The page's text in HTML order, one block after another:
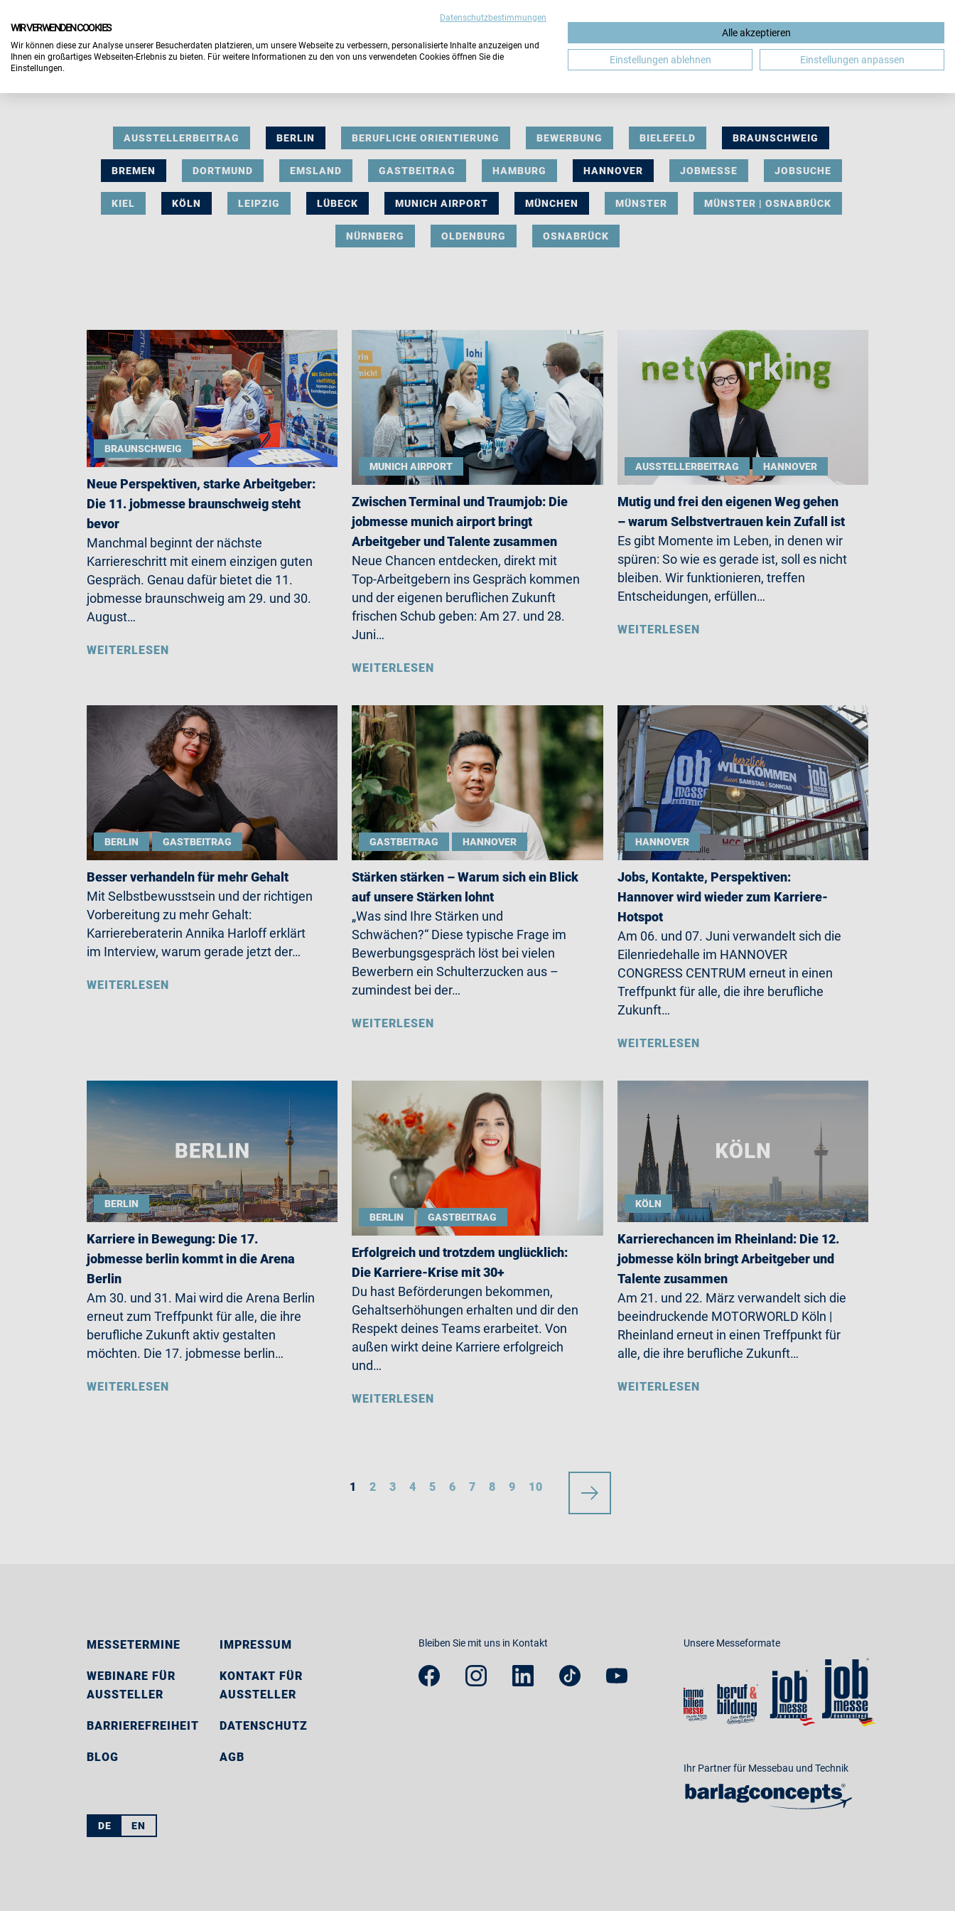
DE
AUSSTELLERBEITRAG BERLIN BERUFLICHE ORIENTIERUNG BEWERBUNG BIELEFELD BRAUNSCHWEIG
BREMEN DORTMUND EMSLAND GASTBEITRAG HAMBURG HANNOVER JOBMESSE JOBSUCHE
KIEL KÖLN LEIPZIG LÜBECK MUNICH AIRPORT MÜNCHEN MÜNSTER MÜNSTER | OSNABRÜCK
NÜRNBERG OLDENBURG OSNABRÜCK
BRAUNSCHWEIG
Neue Perspektiven, starke Arbeitgeber:
Die 11. jobmesse braunschweig steht
bevor
Manchmal beginnt der nächste
Karriereschritt mit einem einzigen guten
Gespräch. Genau dafür bietet die 11.
jobmesse braunschweig am 29. und 30.
August…
WEITERLESEN
MUNICH AIRPORT
Zwischen Terminal und Traumjob: Die
jobmesse munich airport bringt
Arbeitgeber und Talente zusammen
Neue Chancen entdecken, direkt mit
Top-Arbeitgebern ins Gespräch kommen
und der eigenen beruflichen Zukunft
frischen Schub geben: Am 27. und 28.
Juni…
WEITERLESEN
AUSSTELLERBEITRAG HANNOVER
Mutig und frei den eigenen Weg gehen
– warum Selbstvertrauen kein Zufall ist
Es gibt Momente im Leben, in denen wir
spüren: So wie es gerade ist, soll es nicht
bleiben. Wir funktionieren, treffen
Entscheidungen, erfüllen…
WEITERLESEN
BERLIN GASTBEITRAG
Besser verhandeln für mehr Gehalt
Mit Selbstbewusstsein und der richtigen
Vorbereitung zu mehr Gehalt:
Karriereberaterin Annika Harloff erklärt
im Interview, warum gerade jetzt der…
WEITERLESEN
GASTBEITRAG HANNOVER
Stärken stärken – Warum sich ein Blick
auf unsere Stärken lohnt
„Was sind Ihre Stärken und
Schwächen?“ Diese typische Frage im
Bewerbungsgespräch löst bei vielen
Bewerbern ein Schulterzucken aus –
zumindest bei der…
WEITERLESEN
HANNOVER
Jobs, Kontakte, Perspektiven:
Hannover wird wieder zum Karriere-
Hotspot
Am 06. und 07. Juni verwandelt sich die
Eilenriedehalle im HANNOVER
CONGRESS CENTRUM erneut in einen
Treffpunkt für alle, die ihre berufliche
Zukunft…
WEITERLESEN
BERLIN
Karriere in Bewegung: Die 17.
jobmesse berlin kommt in die Arena
Berlin
Am 30. und 31. Mai wird die Arena Berlin
erneut zum Treffpunkt für alle, die ihre
berufliche Zukunft aktiv gestalten
möchten. Die 17. jobmesse berlin…
WEITERLESEN
BERLIN GASTBEITRAG
Erfolgreich und trotzdem unglücklich:
Die Karriere-Krise mit 30+
Du hast Beförderungen bekommen,
Gehaltserhöhungen erhalten und dir den
Respekt deines Teams erarbeitet. Von
außen wirkt deine Karriere erfolgreich
und…
WEITERLESEN
KÖLN
Karrierechancen im Rheinland: Die 12.
jobmesse köln bringt Arbeitgeber und
Talente zusammen
Am 21. und 22. März verwandelt sich die
beeindruckende MOTORWORLD Köln |
Rheinland erneut in einen Treffpunkt für
alle, die ihre berufliche Zukunft…
WEITERLESEN
1 2 3 4 5 6 7 8 9 10
MESSETERMINE
WEBINARE FÜR
AUSSTELLER
BARRIEREFREIHEIT
BLOG
IMPRESSUM
KONTAKT FÜR
AUSSTELLER
DATENSCHUTZ
AGB
Bleiben Sie mit uns in Kontakt Unsere Messeformate
Ihr Partner für Messebau und Technik
DE EN
Datenschutzbestimmungen
WIR VERWENDEN COOKIES
Wir können diese zur Analyse unserer Besucherdaten platzieren, um unsere Webseite zu verbessern, personalisierte Inhalte anzuzeigen und
Ihnen ein großartiges Webseiten-Erlebnis zu bieten. Für weitere Informationen zu den von uns verwendeten Cookies öffnen Sie die
Einstellungen.
Alle akzeptieren
Einstellungen ablehnen Einstellungen anpassen